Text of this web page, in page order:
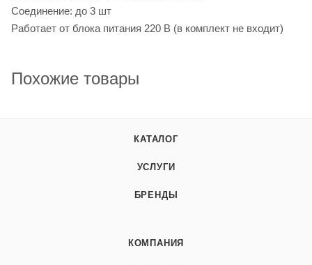
Соединение: до 3 шт
Работает от блока питания 220 В (в комплект не входит)
Похожие товары
КАТАЛОГ
УСЛУГИ
БРЕНДЫ
КОМПАНИЯ